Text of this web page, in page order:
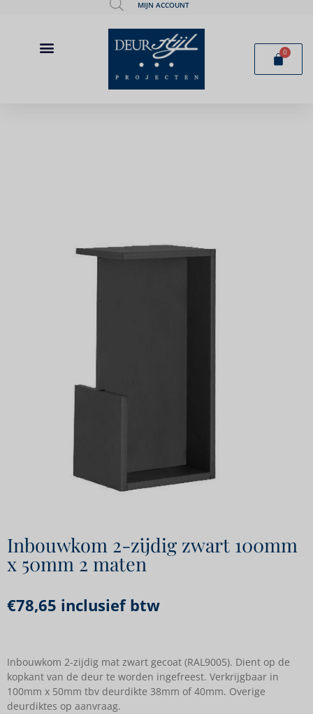
MIJN ACCOUNT
0
Inbouwkom 2-zijdig zwart 100mm
x 50mm 2 maten
€78,65 inclusief btw
Inbouwkom 2-zijdig mat zwart gecoat (RAL9005). Dient op de
kopkant van de deur te worden ingefreest. Verkrijgbaar in
100mm x 50mm tbv deurdikte 38mm of 40mm. Overige
deurdiktes op aanvraag.